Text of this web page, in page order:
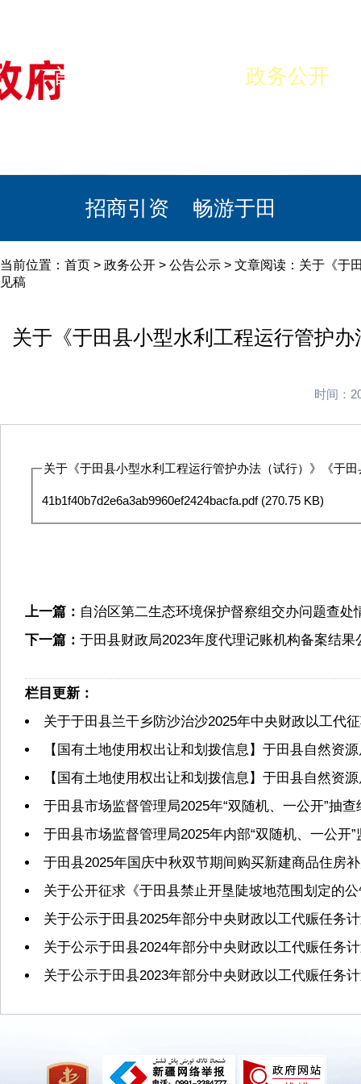
首页 政务公开
招商引资 畅游于田
当前位置： 首页 > 政务公开 > 公告公示 > 文章阅读：关于《于
见稿
关于《于田县小型水利工程运行管护
时间：
关于《于田县小型水利工程运行管护办法（试行）》《于
41b1f40b7d2e6a3ab9960ef2424bacfa.pdf(270.75 KB)
上一篇： 自治区第二生态环境保护督察组交办问题查
下一篇： 于田县财政局2023年度代理记账机构备案结果
栏目更新：
关于于田县兰干乡防沙治沙2025年中央财政以工代
【国有土地使用权出让和划拨信息】于田县自然资
【国有土地使用权出让和划拨信息】于田县自然资
于田县市场监督管理局2025年“双随机、一公开”抽查
于田县市场监督管理局2025年内部“双随机、一公开
于田县2025年国庆中秋双节期间购买新建商品住房
关于公开征求《于田县禁止开垦陡坡地范围划定的
关于公示于田县2025年部分中央财政以工代赈任务
关于公示于田县2024年部分中央财政以工代赈任务
关于公示于田县2023年部分中央财政以工代赈任务